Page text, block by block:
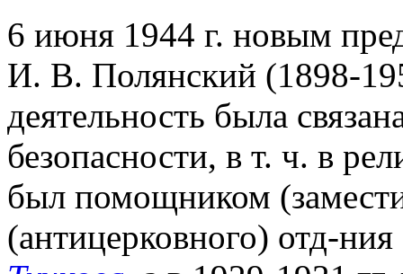
6 июня 1944 г. новым
И. В. Полянский (1898-
деятельность была
безопасности, в т. ч. в
был помощником
(антицерковного) отд-